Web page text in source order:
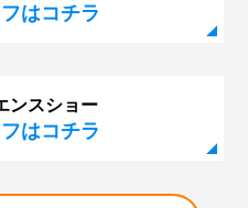
はコチラ
ンスショー
はコチラ